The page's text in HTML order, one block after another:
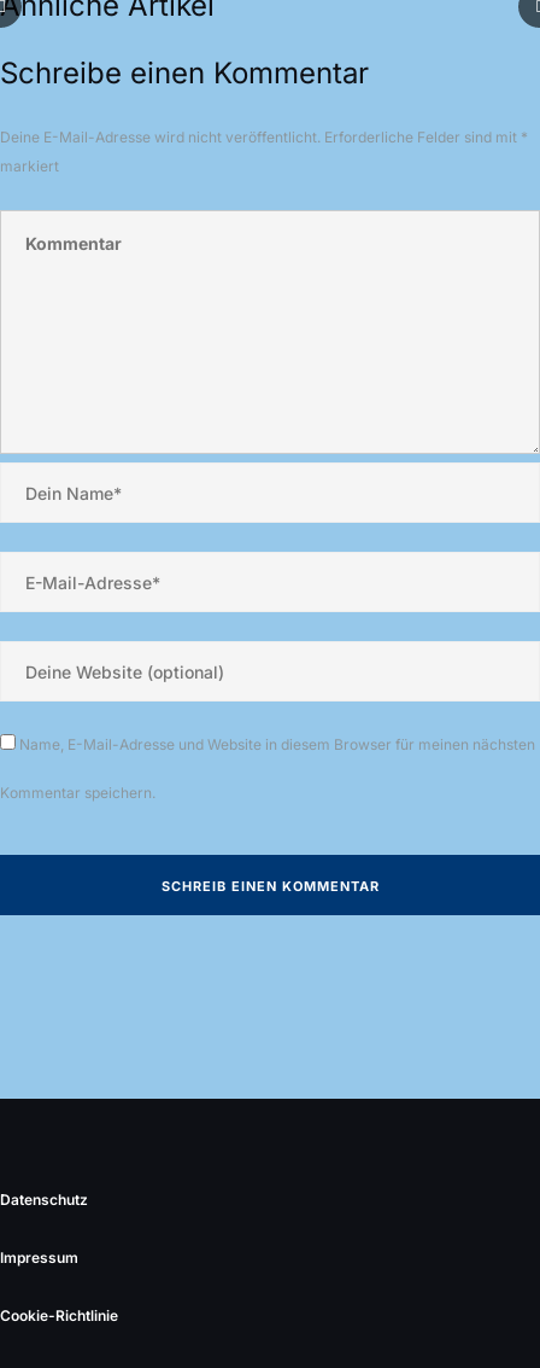
Schreibe einen Kommentar
Deine E-Mail-Adresse wird nicht veröffentlicht. Erforderliche Felder sind mit *
markiert
Name, E-Mail-Adresse und Website in diesem Browser für meinen nächsten
Kommentar speichern.
Datenschutz
Impressum
Cookie-Richtlinie